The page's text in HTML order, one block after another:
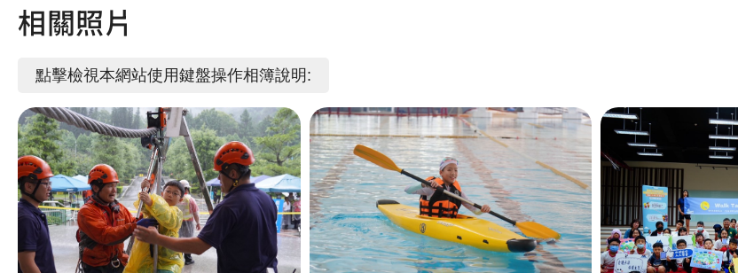
相關照片
點擊檢視本網站使用鍵盤操作相簿說明: